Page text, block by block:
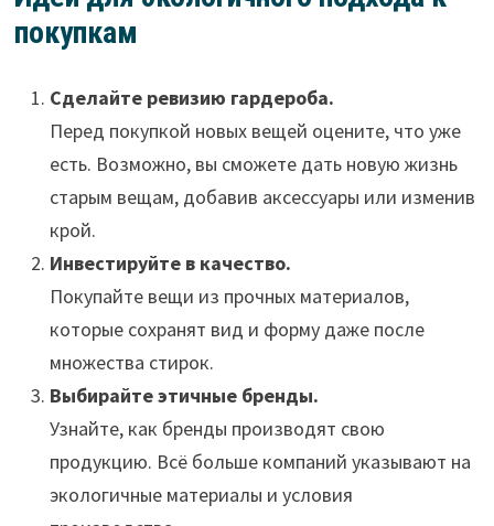
покупкам
Сделайте ревизию гардероба.
Перед покупкой новых вещей оцените, что уже
есть. Возможно, вы сможете дать новую жизнь
старым вещам, добавив аксессуары или изменив
крой.
Инвестируйте в качество.
Покупайте вещи из прочных материалов,
которые сохранят вид и форму даже после
множества стирок.
Выбирайте этичные бренды.
Узнайте, как бренды производят свою
продукцию. Всё больше компаний указывают на
экологичные материалы и условия